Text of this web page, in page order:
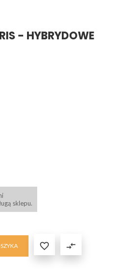
- HYBRYDOWE
sklepu.
 compare_arrows